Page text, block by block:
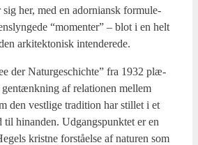
her, med en ador­ni­ansk for­mu­le­
“momen­ter” – blot i en helt
arki­tek­to­nisk inten­de­re­de.
der Natur­ge­s­chi­ch­te” fra 1932 plæ­
af rela­tio­nen mel­lem
den vest­li­ge tra­di­tion har stil­let i et
hin­an­den. Udgangs­punk­tet er en
krist­ne for­stå­el­se af natu­ren som